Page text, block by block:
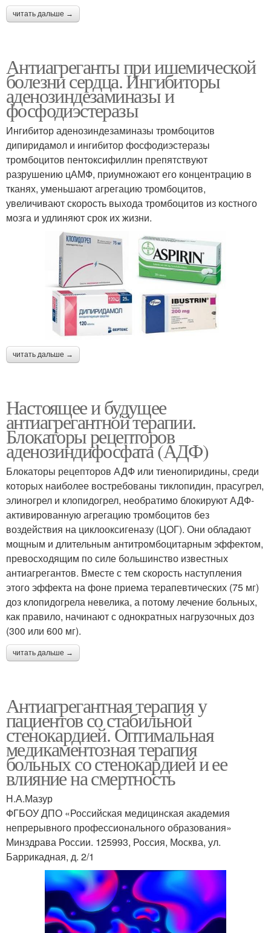
читать дальше →
Антиагреганты при ишемической
болезни сердца. Ингибиторы
аденозиндезаминазы и
фосфодиэстеразы
Ингибитор аденозиндезаминазы тромбоцитов
дипиридамол и ингибитор фосфодиэстеразы
тромбоцитов пентоксифиллин препятствуют
разрушению цАМФ, приумножают его концентрацию в
тканях, уменьшают агрегацию тромбоцитов,
увеличивают скорость выхода тромбоцитов из костного
мозга и удлиняют срок их жизни.
читать дальше →
Настоящее и будущее
антиагрегантной терапии.
Блокаторы рецепторов
аденозиндифосфата (АДФ)
Блокаторы рецепторов АДФ или тиенопиридины, среди
которых наиболее востребованы тиклопидин, прасугрел,
элиногрел и клопидогрел, необратимо блокируют АДФ-
активированную агрегацию тромбоцитов без
воздействия на циклооксигеназу (ЦОГ). Они обладают
мощным и длительным антитромбоцитарным эффектом,
превосходящим по силе большинство известных
антиагрегантов. Вместе с тем скорость наступления
этого эффекта на фоне приема терапевтических (75 мг)
доз клопидогрела невелика, а потому лечение больных,
как правило, начинают с однократных нагрузочных доз
(300 или 600 мг).
читать дальше →
Антиагрегантная терапия у
пациентов со стабильной
стенокардией. Оптимальная
медикаментозная терапия
больных со стенокардией и ее
влияние на смертность
Н.А.Мазур
ФГБОУ ДПО «Российская медицинская академия
непрерывного профессионального образования»
Минздрава России. 125993, Россия, Москва, ул.
Баррикадная, д. 2/1